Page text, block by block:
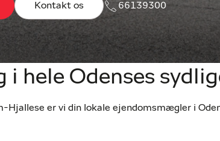
Kontakt os 66139300
i hele Odenses
Hjallese er vi din lokale ejendomsmægler i